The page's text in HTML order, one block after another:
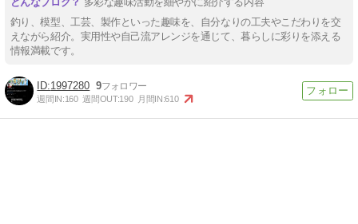
釣り、模型、工芸、製作といった趣味を、自分なりの工夫やこだわりを交
えながら紹介。実用性や自己流アレンジを通じて、暮らしに彩りを添える
情報満載です。
1997280 9
週間IN:160 週間OUT:190 月間IN:610